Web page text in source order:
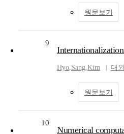
원문보기
9
Hyo,Sang,Kim 대
원문보기
10
Numerical